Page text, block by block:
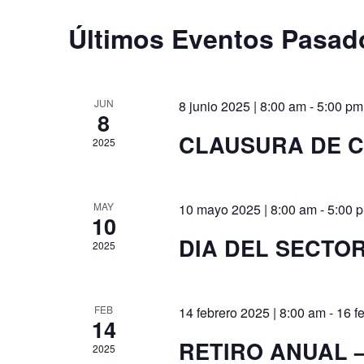
vistas
Eventos
Calendario
de
Eventos
Últimos Eventos
JUN
8
2025
8 junio 2025 | 8:00 am-5:00 pm
CLAUSURA DE
MAY
10
2025
10 mayo 2025 | 8:00 am-5:00
DIA DEL
FEB
14
2025
14 febrero 2025 | 8:00 am- 16
RETIRO ANUAL